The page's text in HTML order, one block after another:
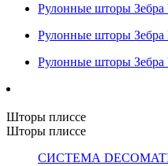
Рулонные шторы Зебра
Рулонные шторы Зебра
Рулонные шторы Зебра
Шторы плиссе
Шторы плиссе
СИСТЕМА